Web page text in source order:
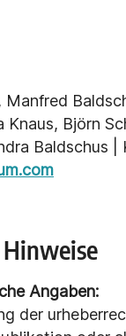
Manfred
Knaus, Björn
Baldschus |
Angaben:
der